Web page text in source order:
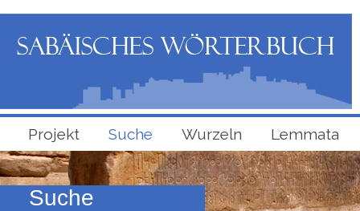
Projekt Suche Wurzeln Lemmata
Suche